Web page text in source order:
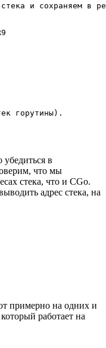
и сохраняем в
горутины).
в
что мы
стека, что и CGo.
адрес стека, на
примерно на одних и
работает на